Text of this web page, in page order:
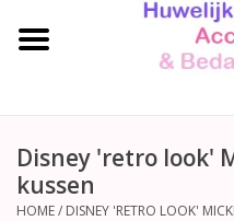
Bruidsaccessoires
Huwelijksreceptie
Disney 'retro look'
kussen
HOME/ DISNEY 'RETRO LOOK'